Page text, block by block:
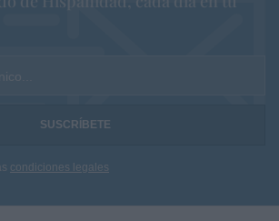
condiciones legales